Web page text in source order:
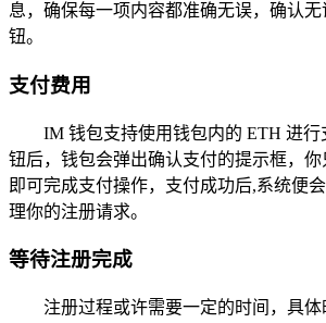
息，确保每一项内容都准确无误，确认无
钮。
支付费用
IM 钱包支持使用钱包内的 ETH 进行
钮后，钱包会弹出确认支付的提示框，你
即可完成支付操作，支付成功后,系统便
理你的注册请求。
等待注册完成
注册过程或许需要一定的时间，具